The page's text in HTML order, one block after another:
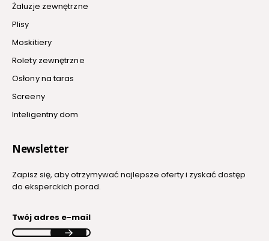
Żaluzje zewnętrzne
Plisy
Moskitiery
Rolety zewnętrzne
Osłony na taras
Screeny
Inteligentny dom
Newsletter
Zapisz się, aby otrzymywać najlepsze oferty i zyskać dostęp
do eksperckich porad.
Twój adres e-mail